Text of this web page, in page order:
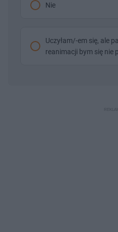
Nie
Uczyłam/-em się, ale
reanimacji bym się nie